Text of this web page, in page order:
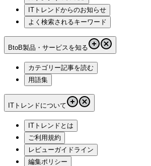
ITトレンドからのお知らせ
よく検索されるキーワード
BtoB製品・サービスを知る
カテゴリー記事を読む
用語集
ITトレンドについて
ITトレンドとは
ご利用規約
レビューガイドライン
編集ポリシー